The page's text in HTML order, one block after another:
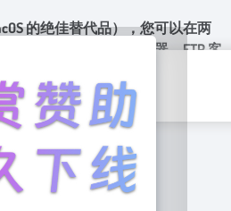
的绝佳替代品），您可以在两
方便的搜索、文件存档器、FTP 客
实用程序